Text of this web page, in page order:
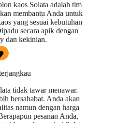
kaos Solata adalah tim
membantu Anda untuk
yang sesuai kebutuhan
secara apik dengan
dan kekinian.
tidak tawar menawar.
bersahabat. Anda akan
namun dengan harga
pesanan Anda,